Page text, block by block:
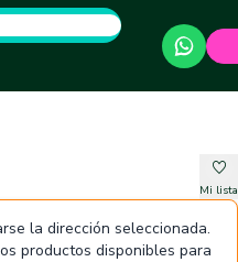
Mi lista
la dirección seleccionada.
productos disponibles para